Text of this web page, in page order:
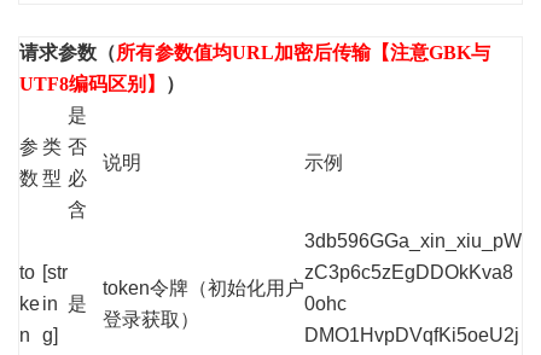
请求参数（所有参数值均URL加密后传输【注意GBK与
UTF8编码区别】
）
参
数
类
型
是
否
必
含
说明 示例
to
ke
n
[str
in
g]
是
token令牌（初始化用户
登录获取）
3db596GGa_xin_xiu_pW
zC3p6c5zEgDDOkKva8
0ohc
DMO1HvpDVqfKi5oeU2j